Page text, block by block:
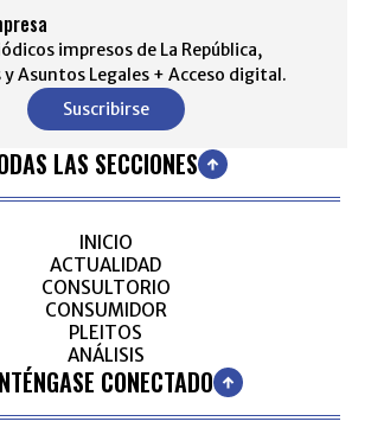
impresos de La República,
Asuntos Legales + Acceso digital.
Suscribirse
LAS SECCIONES
INICIO
ACTUALIDAD
CONSULTORIO
CONSUMIDOR
PLEITOS
ANÁLISIS
CONECTADO